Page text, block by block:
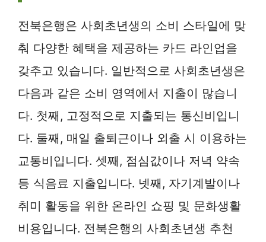
전북은행은 사회초년생의 소비 스타일에 맞
춰 다양한 혜택을 제공하는 카드 라인업을
갖추고 있습니다. 일반적으로 사회초년생은
다음과 같은 소비 영역에서 지출이 많습니
다. 첫째, 고정적으로 지출되는 통신비입니
다. 둘째, 매일 출퇴근이나 외출 시 이용하는
교통비입니다. 셋째, 점심값이나 저녁 약속
등 식음료 지출입니다. 넷째, 자기계발이나
취미 활동을 위한 온라인 쇼핑 및 문화생활
비용입니다. 전북은행의 사회초년생 추천